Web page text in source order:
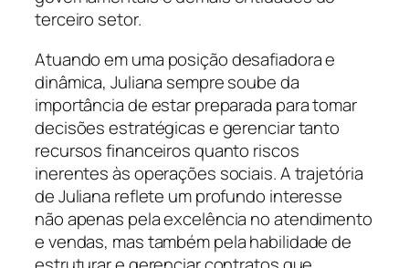
terceiro setor.
Atuando em uma posição desafiadora e
dinâmica, Juliana sempre soube da
importância de estar preparada para tomar
decisões estratégicas e gerenciar tanto
recursos financeiros quanto riscos
inerentes às operações sociais. A trajetória
de Juliana reflete um profundo interesse
não apenas pela excelência no atendimento
e vendas, mas também pela habilidade de